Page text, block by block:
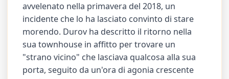
avvelenato nella primavera del 2018, un
incidente che lo ha lasciato convinto di stare
morendo. Durov ha descritto il ritorno nella
sua townhouse in affitto per trovare un
"strano vicino" che lasciava qualcosa alla sua
porta, seguito da un'ora di agonia crescente